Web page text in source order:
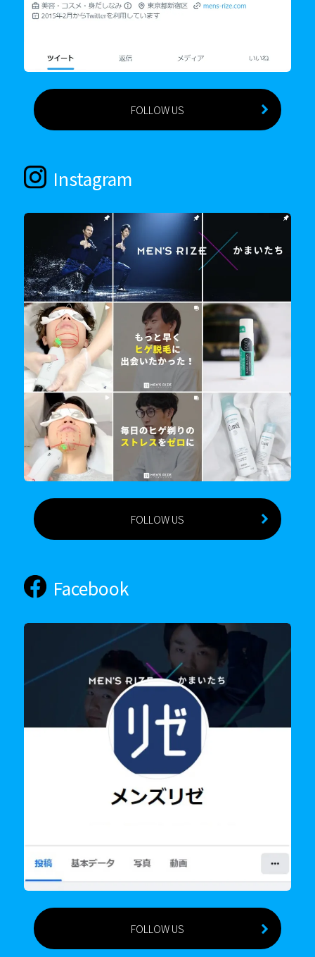
FOLLOW US
Instagram
FOLLOW US
Facebook
FOLLOW US